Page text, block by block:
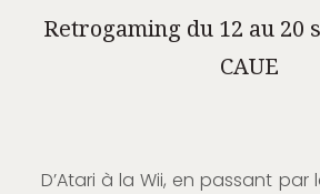
Retrogaming du 12 au 20
CAUE
D’Atari à la Wii, en passant par